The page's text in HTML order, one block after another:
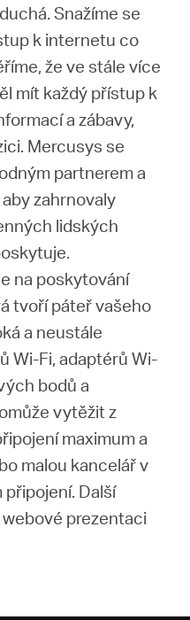
Snažíme se
k internetu co
že ve stále více
mít každý přístup k
a zábavy,
Mercusys se
partnerem a
zahrnovaly
lidských
na poskytování
tvoří páteř vašeho
a neustále
Wi-Fi, adaptérů Wi-
bodů a
vytěžit z
maximum a
malou kancelář v
Další
prezentaci